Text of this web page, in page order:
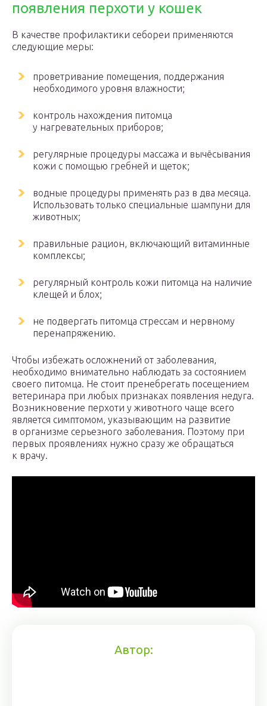
появления перхоти у кошек
В качестве профилактики себореи применяются
следующие меры:
проветривание помещения, поддержания
необходимого уровня влажности;
контроль нахождения питомца
у нагревательных приборов;
регулярные процедуры массажа и вычёсывания
кожи с помощью гребней и щеток;
водные процедуры применять раз в два месяца.
Использовать только специальные шампуни для
животных;
правильные рацион, включающий витаминные
комплексы;
регулярный контроль кожи питомца на наличие
клещей и блох;
не подвергать питомца стрессам и нервному
перенапряжению.
Чтобы избежать осложнений от заболевания,
необходимо внимательно наблюдать за состоянием
своего питомца. Не стоит пренебрегать посещением
ветеринара при любых признаках появления недуга.
Возникновение перхоти у животного чаще всего
является симптомом, указывающим на развитие
в организме серьезного заболевания. Поэтому при
первых проявлениях нужно сразу же обращаться
к врачу.
Автор: